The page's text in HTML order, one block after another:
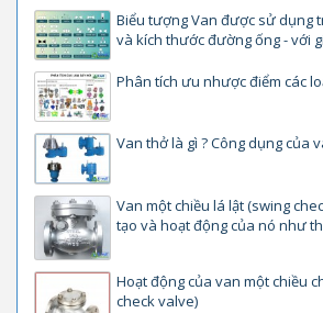
Biểu tượng Van được sử dụng
và kích thước đường ống - với
Phân tích ưu nhược điểm các
Van thở là gì ? Công dụng của
Van một chiều lá lật (swing
tạo và hoạt động của nó như
Hoạt động của van một chiều
check valve)